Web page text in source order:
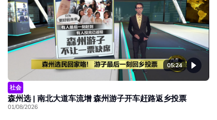
05:24
社会
森州选 | 南北大道车流增 森州游子开车赶路返乡投票
01/08/2026